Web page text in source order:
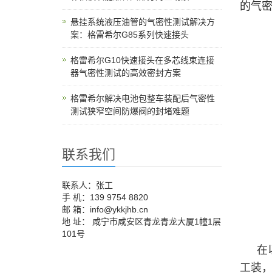
的气
在
工装
悬挂系统液压油管的气密性测试解决方
案：格雷希尔G85系列快速接头
格雷希尔G10快速接头在多芯线束连接
器气密性测试的高效密封方案
格雷希尔解决电池包整车装配后气密性
测试狭窄空间防爆阀的封堵难题
联系我们
联系人：张工
手 机：139 9754 8820
邮 箱：info@ykkjhb.cn
地 址： 咸宁市咸安区青龙青龙大厦1幢1层
101号